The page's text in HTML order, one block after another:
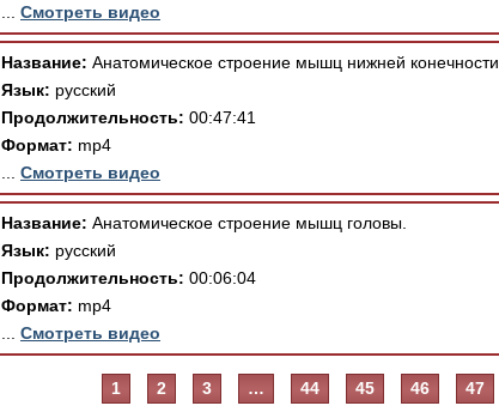
Смотреть видео
Название: Анатомическое строение мышц нижней конечности.
Язык: русский
Продолжительность: 00:47:41
Формат: mp4
Смотреть видео
Название: Анатомическое строение мышц головы.
Язык: русский
Продолжительность: 00:06:04
Формат: mp4
Смотреть видео
1 2 3 … 44 45 46 47